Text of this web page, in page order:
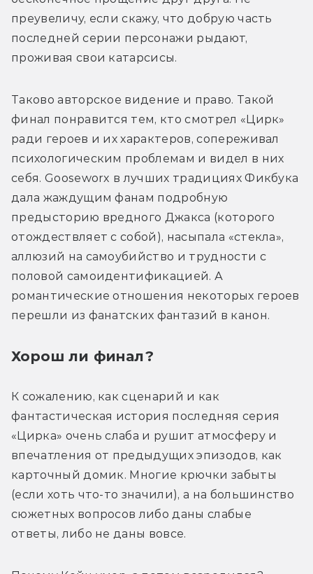
преувеличу, если скажу, что добрую часть
последней серии персонажи рыдают,
проживая свои катарсисы.
Таково авторское видение и право. Такой
финал понравится тем, кто смотрел «Цирк»
ради героев и их характеров, сопереживал
психологическим проблемам и видел в них
себя. Gooseworx в лучших традициях Фикбука
дала жаждущим фанам подробную
предысторию вредного Джакса (которого
отождествляет с собой), насыпала «стекла»,
аллюзий на самоубийство и трудности с
половой самоидентификацией. А
романтические отношения некоторых героев
перешли из фанатских фантазий в канон.
Хорош ли финал?
К сожалению, как сценарий и как
фантастическая история последняя серия
«Цирка» очень слаба и рушит атмосферу и
впечатления от предыдущих эпизодов, как
карточный домик. Многие крючки забыты
(если хоть что-то значили), а на большинство
сюжетных вопросов либо даны слабые
ответы, либо не даны вовсе.